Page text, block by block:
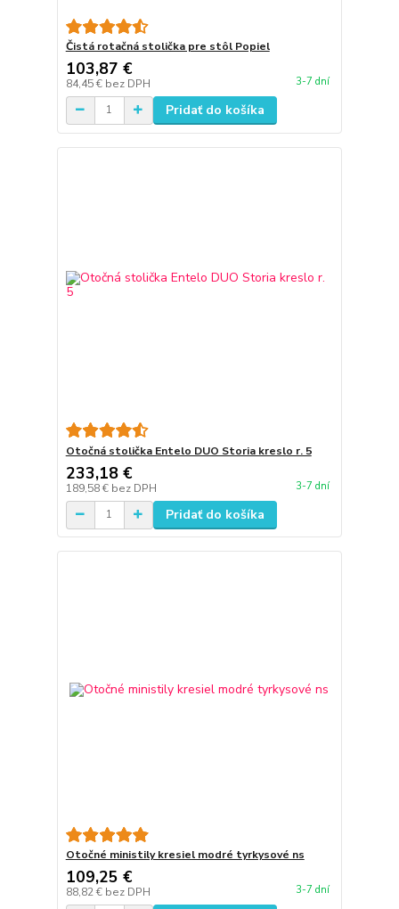
Čistá rotačná stolička pre stôl Popiel
103,87 €
84,45 € bez DPH 3-7 dní
Pridať do košíka
Otočná stolička Entelo DUO Storia kreslo r. 5
233,18 €
189,58 € bez DPH 3-7 dní
Pridať do košíka
Otočné ministily kresiel modré tyrkysové ns
109,25 €
88,82 € bez DPH 3-7 dní